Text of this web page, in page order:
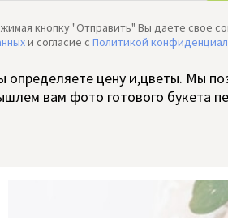
кнопку "Отправить" Вы даете свое
и согласие cПолитикой
определяете цену и,цветы. Мы
вам фото готового букета